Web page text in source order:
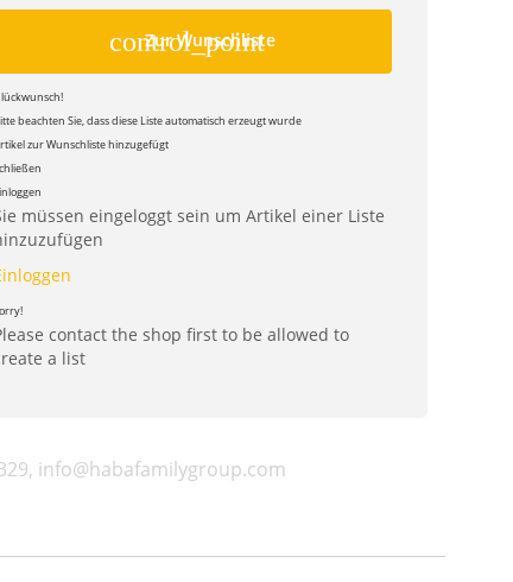
control_point
Zur Wunschliste
beachten Sie, dass diese Liste automatisch erzeugt wurde
zur Wunschliste hinzugefügt
müssen eingeloggt sein um Artikel einer Liste
contact the shop first to be allowed to
a list
info@habafamilygroup.com